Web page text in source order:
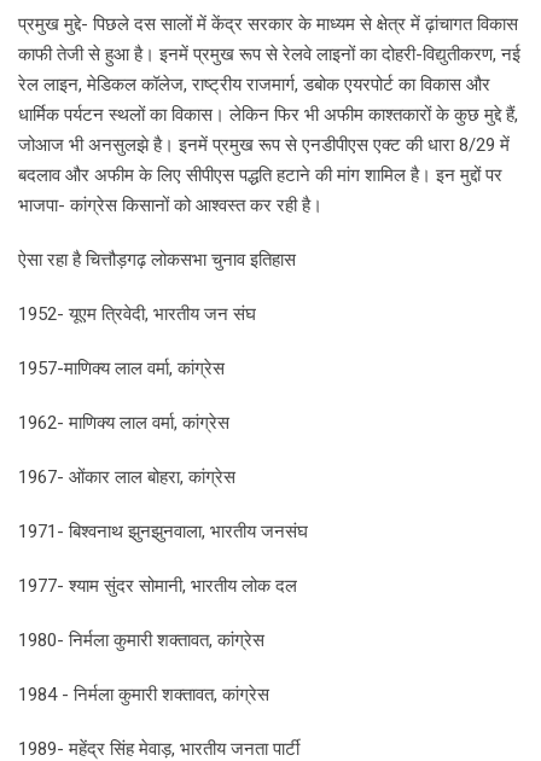
प्रमुख मुद्दे- पिछले दस सालों में केंद्र सरकार के माध्यम से क्षेत्र में ढ़ांचागत विकास
काफी तेजी से हुआ है। इनमें प्रमुख रूप से रेलवे लाइनों का दोहरी-विद्युतीकरण, नई
रेल लाइन, मेडिकल कॉलेज, राष्ट्रीय राजमार्ग, डबोक एयरपोर्ट का विकास और
धार्मिक पर्यटन स्थलों का विकास। लेकिन फिर भी अफीम काश्तकारों के कुछ मुद्दे हैं,
जोआज भी अनसुलझे है। इनमें प्रमुख रूप से एनडीपीएस एक्ट की धारा 8/29 में
बदलाव और अफीम के लिए सीपीएस पद्धति हटाने की मांग शामिल है। इन मुद्दों पर
भाजपा- कांग्रेस किसानों को आश्वस्त कर रही है।
ऐसा रहा है चित्तौड़गढ़ लोकसभा चुनाव इतिहास
1952- यूएम त्रिवेदी, भारतीय जन संघ
1957-माणिक्य लाल वर्मा, कांग्रेस
1962- माणिक्य लाल वर्मा, कांग्रेस
1967- ओंकार लाल बोहरा, कांग्रेस
1971- बिश्वनाथ झुनझुनवाला, भारतीय जनसंघ
1977- श्याम सुंदर सोमानी, भारतीय लोक दल
1980- निर्मला कुमारी शक्तावत, कांग्रेस
1984 - निर्मला कुमारी शक्तावत, कांग्रेस
1989- महेंद्र सिंह मेवाड़, भारतीय जनता पार्टी